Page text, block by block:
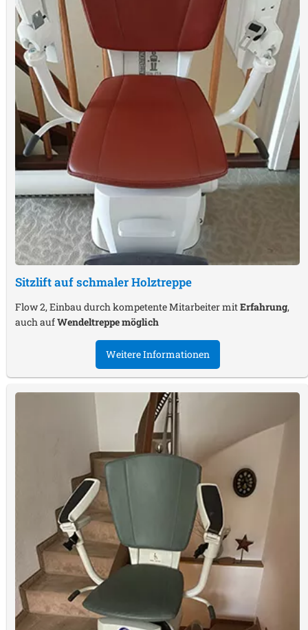
Sitzlift auf schmaler Holztreppe
Flow 2, Einbau durch kompetente Mitarbeiter mitErfahrung,
auch aufWendeltreppe möglich
Weitere Informationen